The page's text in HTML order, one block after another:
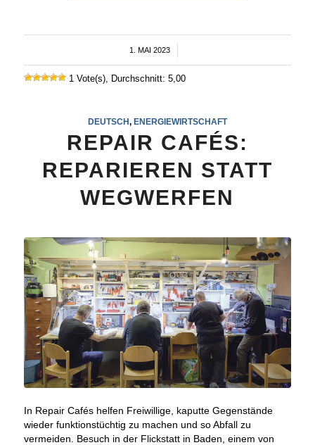
1. MAI 2023
/
1 Vote(s), Durchschnitt: 5,00
DEUTSCH, ENERGIEWIRTSCHAFT
REPAIR CAFÉS:
REPARIEREN STATT
WEGWERFEN
In Repair Cafés helfen Freiwillige, kaputte Gegenstände
wieder funktionstüchtig zu machen und so Abfall zu
vermeiden. Besuch in der Flickstatt in Baden, einem von